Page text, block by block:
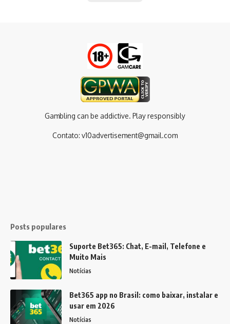
Gambling can be addictive. Play responsibly
Contato: v10advertisement@gmail.com
Posts populares
Suporte Bet365: Chat, E-mail, Telefone e
Muito Mais
Notícias
Bet365 app no Brasil: como baixar, instalar e
usar em 2026
Notícias